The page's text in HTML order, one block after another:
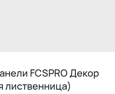
FCSPRO Декор
лиственница)